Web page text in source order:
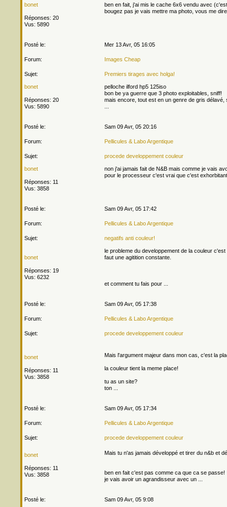
bonet
Réponses: 20
Vus: 5890
ben en fait, j'ai mis le cache 6x6 vendu avec
bougez pas je vais mettre ma photo, vous me
Posté le: Mer 13 Avr, 05 16:05
Forum: Images Cheap
Sujet: Premiers tirages avec holga!
bonet
Réponses: 20
Vus: 5890
pelloche ilford hp5 125iso
bon be ya guerre que 3 photo exploitables, sniff!
mais encore, tout est en un genre de gris
Posté le: Sam 09 Avr, 05 20:16
Forum: Pellicules & Labo Argentique
Sujet: procede developpement couleur
bonet
Réponses: 11
Vus: 3858
non j'ai jamais fait de N&B mais comme je vais
pour le processeur c'est vrai que c'est
Posté le: Sam 09 Avr, 05 17:42
Forum: Pellicules & Labo Argentique
Sujet: negatifs anti couleur!
bonet
Réponses: 19
Vus: 6232
le probleme du developpement de la couleur
faut une agitition constante.
et comment tu fais pour ...
Posté le: Sam 09 Avr, 05 17:38
Forum: Pellicules & Labo Argentique
Sujet: procede developpement couleur
bonet
Réponses: 11
Vus: 3858
Mais l'argument majeur dans mon cas, c'est la
la couleur tient la meme place!
tu as un site?
ton ...
Posté le: Sam 09 Avr, 05 17:34
Forum: Pellicules & Labo Argentique
Sujet: procede developpement couleur
bonet
Réponses: 11
Vus: 3858
Mais tu n'as jamais développé et tirer du n&b et
ben en fait c'est pas comme ca que ca se passe!
je vais avoir un agrandisseur avec un ...
Posté le: Sam 09 Avr, 05 9:08